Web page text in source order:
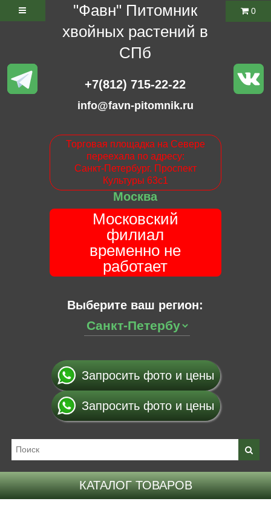
"Фавн" Питомник
хвойных растений в
СПб
+7(812) 715-22-22
info@favn-pitomnik.ru
Торговая площадка на Севере
переехала по адресу:
Санкт-Петербург. Проспект
Культуры 63с1
Москва
Московский
филиал
временно не
работает
Выберите ваш регион:
0
Запросить фото и цены
Запросить фото и цены
КАТАЛОГ ТОВАРОВ